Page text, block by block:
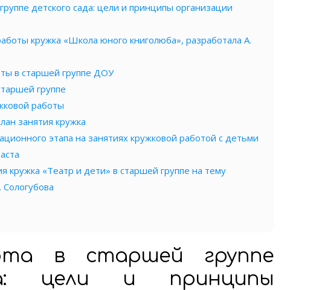
детского сада: цели и принципы организации
кружка «Школа юного книголюба», разработала А.
в старшей группе ДОУ
группе
работы
занятия кружка
этапа на занятиях кружковой работой с детьми
кружка «Театр и дети» в старшей группе на тему
в старшей группе
цели и принципы